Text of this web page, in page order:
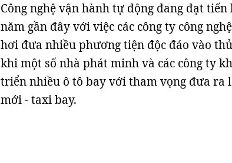
Công nghệ vận hành tự động đang đạt
năm gần đây với việc các công ty công
hơi đưa nhiều phương tiện độc đáo vào
khi một số nhà phát minh và các công ty
triển nhiều ô tô bay với tham vọng đưa ra
mới - taxi bay.